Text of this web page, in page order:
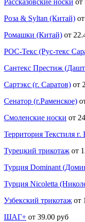
Роза & Syltan (Китай)
Ромашки (Китай) от
РОС-Текс (Рус-текс
Сантекс Престиж
Сартэкс (г. Саратов) от
Сенатор (г.Раменское)
Смоленские носки от
Территория Текстиля
Турецкий трикотаж от
Турция Dominant
Турция Nicoletta
Узбекский трикотаж от
ШАГ+ от 39.00 руб